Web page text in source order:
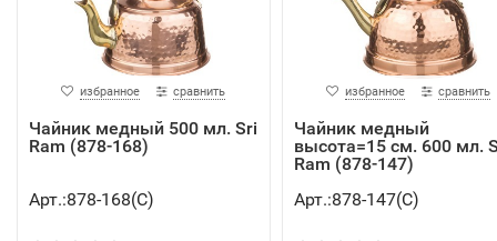
избранное сравнить
Чайник медный 500 мл. Sri
Ram (878-168)
Арт.:878-168(C)
избранное сравнить
Чайник медный
высота=15 см. 600 мл.
Ram (878-147)
Арт.:878-147(C)